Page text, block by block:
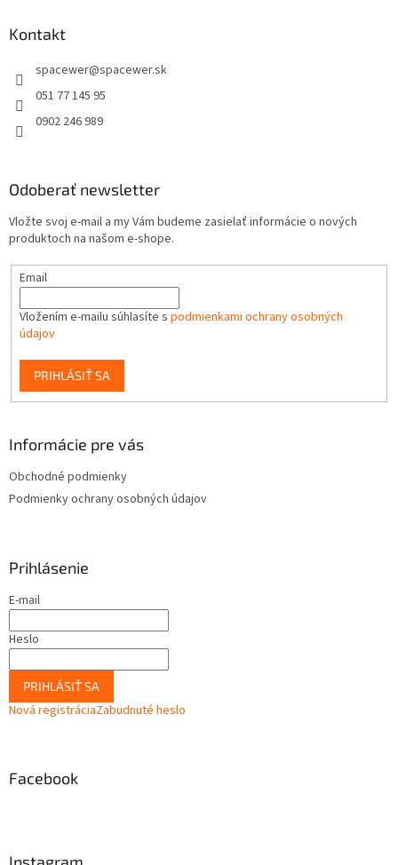
Kontakt
spacewer@spacewer.sk
051 77 145 95
0902 246 989
Odoberať newsletter
Vložte svoj e-mail a my Vám budeme zasielať informácie o nových
produktoch na našom e-shope.
Email
Vložením e-mailu súhlasíte s podmienkami ochrany osobných
údajov
PRIHLÁSIŤ SA
Informácie pre vás
Obchodné podmienky
Podmienky ochrany osobných údajov
Prihlásenie
E-mail
Heslo
PRIHLÁSIŤ SA
Nová registráciaZabudnuté heslo
Facebook
Instagram